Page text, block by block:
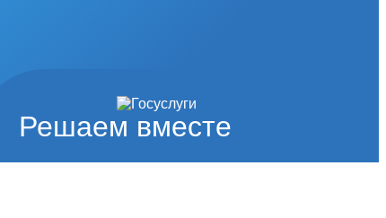
Решаем вместе